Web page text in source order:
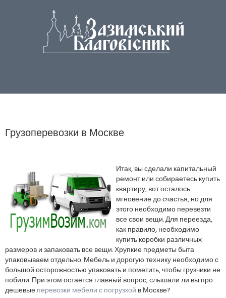
Грузоперевозки в Москве
Итак, вы сделали капитальный
ремонт или собираетесь купить
квартиру, вот осталось
мгновение до счастья, но для
этого необходимо перевезти
все свои вещи. Для переезда,
как правило, необходимо
купить коробки различных
размеров и запаковать все вещи. Хрупкие предметы быта
упаковываем отдельно. Мебель и дорогую технику необходимо с
большой осторожностью упаковать и пометить, чтобы грузчики не
побили. При этом остается главный вопрос, слышали ли вы про
дешевыеперевозки мебели с погрузкой в Москве?